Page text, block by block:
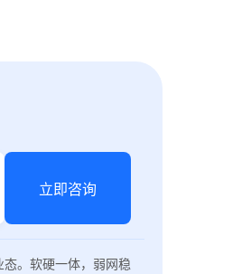
立即咨询
。软硬一体，弱网稳